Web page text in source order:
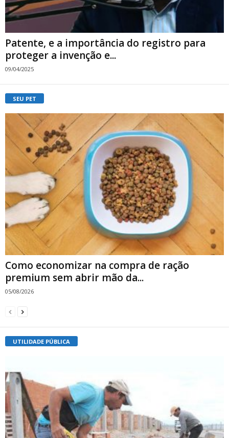
Patente, e a importância do registro para
proteger a invenção e...
09/04/2025
SEU PET
Como economizar na compra de ração
premium sem abrir mão da...
05/08/2026
UTILIDADE PÚBLICA